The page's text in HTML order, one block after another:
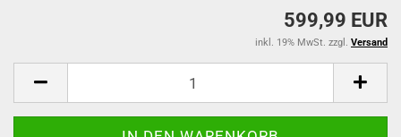
599,99 EUR
inkl. 19% MwSt. zzgl. Versand